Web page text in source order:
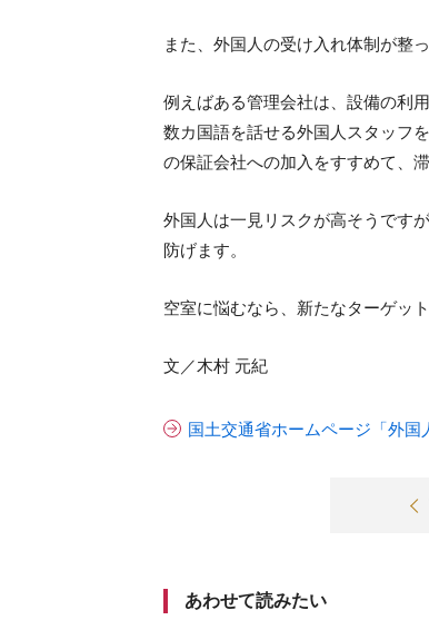
また、外国人の受け入れ体制が整
例えばある管理会社は、設備の利
数カ国語を話せる外国人スタッフ
の保証会社への加入をすすめて、
外国人は一見リスクが高そうです
防げます。
空室に悩むなら、新たなターゲッ
文／木村 元紀
国土交通省ホームページ「外国
あわせて読みたい